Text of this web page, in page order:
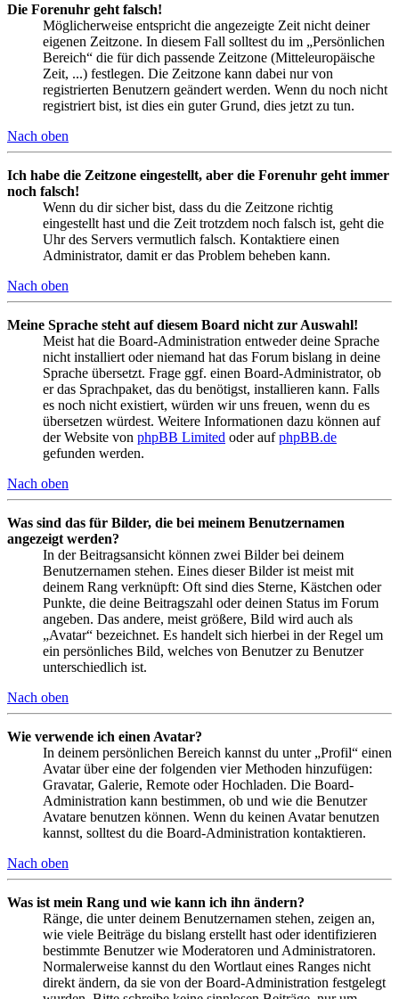
Die Forenuhr geht falsch!
Möglicherweise entspricht die angezeigte Zeit nicht deiner
eigenen Zeitzone. In diesem Fall solltest du im „Persönlichen
Bereich“ die für dich passende Zeitzone (Mitteleuropäische
Zeit, ...) festlegen. Die Zeitzone kann dabei nur von
registrierten Benutzern geändert werden. Wenn du noch nicht
registriert bist, ist dies ein guter Grund, dies jetzt zu tun.
Nach oben
Ich habe die Zeitzone eingestellt, aber die Forenuhr geht immer
noch falsch!
Wenn du dir sicher bist, dass du die Zeitzone richtig
eingestellt hast und die Zeit trotzdem noch falsch ist, geht die
Uhr des Servers vermutlich falsch. Kontaktiere einen
Administrator, damit er das Problem beheben kann.
Nach oben
Meine Sprache steht auf diesem Board nicht zur Auswahl!
Meist hat die Board-Administration entweder deine Sprache
nicht installiert oder niemand hat das Forum bislang in deine
Sprache übersetzt. Frage ggf. einen Board-Administrator, ob
er das Sprachpaket, das du benötigst, installieren kann. Falls
es noch nicht existiert, würden wir uns freuen, wenn du es
übersetzen würdest. Weitere Informationen dazu können auf
der Website von phpBB Limited oder aufphpBB.de
gefunden werden.
Nach oben
Was sind das für Bilder, die bei meinem Benutzernamen
angezeigt werden?
In der Beitragsansicht können zwei Bilder bei deinem
Benutzernamen stehen. Eines dieser Bilder ist meist mit
deinem Rang verknüpft: Oft sind dies Sterne, Kästchen oder
Punkte, die deine Beitragszahl oder deinen Status im Forum
angeben. Das andere, meist größere, Bild wird auch als
„Avatar“ bezeichnet. Es handelt sich hierbei in der Regel um
ein persönliches Bild, welches von Benutzer zu Benutzer
unterschiedlich ist.
Nach oben
Wie verwende ich einen Avatar?
In deinem persönlichen Bereich kannst du unter „Profil“ einen
Avatar über eine der folgenden vier Methoden hinzufügen:
Gravatar, Galerie, Remote oder Hochladen. Die Board-
Administration kann bestimmen, ob und wie die Benutzer
Avatare benutzen können. Wenn du keinen Avatar benutzen
kannst, solltest du die Board-Administration kontaktieren.
Nach oben
Was ist mein Rang und wie kann ich ihn ändern?
Ränge, die unter deinem Benutzernamen stehen, zeigen an,
wie viele Beiträge du bislang erstellt hast oder identifizieren
bestimmte Benutzer wie Moderatoren und Administratoren.
Normalerweise kannst du den Wortlaut eines Ranges nicht
direkt ändern, da sie von der Board-Administration festgelegt